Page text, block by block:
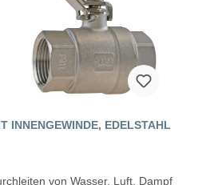
INNENGEWINDE, EDELSTAHL
von Wasser, Luft, Dampf